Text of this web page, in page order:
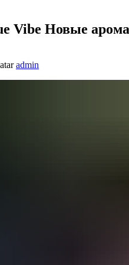
Vibe Новые
admin